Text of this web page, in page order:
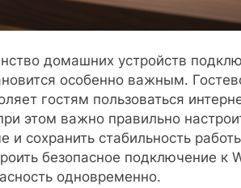
домашних устройств
особенно важным.
гостям пользоваться
этом важно правильно
сохранить стабильность
безопасное подключение к
одновременно.